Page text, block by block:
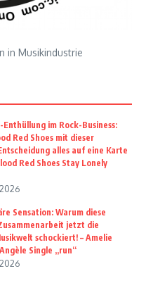
in Musikindustrie
Enthüllung im Rock-Business:
Red Shoes mit dieser
alles auf eine Karte
Red Shoes Stay Lonely
Sensation: Warum diese
jetzt die
schockiert! – Amelie
Single „run“